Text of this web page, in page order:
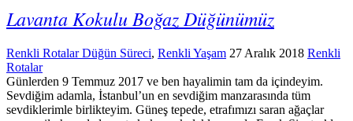
Lavanta Kokulu Boğaz Düğünümüz
Renkli Rotalar Düğün Süreci, Renkli Yaşam 27 Aralık 2018 Renkli
Rotalar
Günlerden 9 Temmuz 2017 ve ben hayalimin tam da içindeyim.
Sevdiğim adamla, İstanbul’un en sevdiğim manzarasında tüm
sevdiklerimle birlikteyim. Güneş tepede, etrafımızı saran ağaçlar